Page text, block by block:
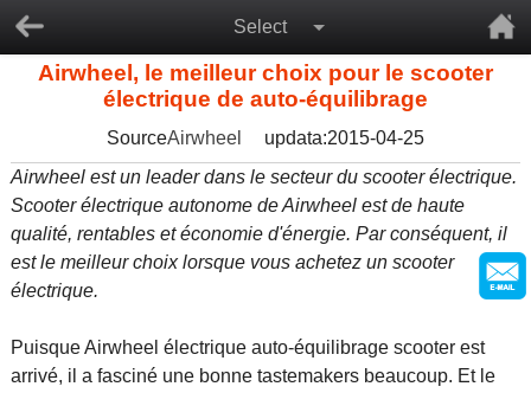
Select
Airwheel, le meilleur choix pour le scooter
électrique de auto-équilibrage
SourceAirwheel
updata:2015-04-25
Airwheel est un leader dans le secteur du scooter électrique.
Scooter électrique autonome de Airwheel est de haute
qualité, rentables et économie d'énergie. Par conséquent, il
est le meilleur choix lorsque vous achetez un scooter
électrique.
Puisque Airwheel électrique auto-équilibrage scooter est
arrivé, il a fasciné une bonne tastemakers beaucoup. Et le